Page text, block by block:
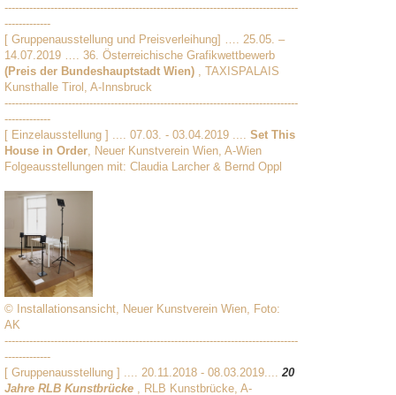
-----------------------------------------------------------------------------------
-------------
[ Gruppenausstellung und Preisverleihung] …. 25.05. –
14.07.2019 …. 36. Österreichische Grafikwettbewerb
(Preis der Bundeshauptstadt Wien) , TAXISPALAIS
Kunsthalle Tirol, A-Innsbruck
-----------------------------------------------------------------------------------
-------------
[ Einzelausstellung ] .... 07.03. - 03.04.2019 .... Set This
House in Order, Neuer Kunstverein Wien, A-Wien
Folgeausstellungen mit: Claudia Larcher & Bernd Oppl
© Installationsansicht, Neuer Kunstverein Wien, Foto:
AK
-----------------------------------------------------------------------------------
-------------
[ Gruppenausstellung ] .... 20.11.2018 - 08.03.2019....20
Jahre RLB Kunstbrücke , RLB Kunstbrücke, A-